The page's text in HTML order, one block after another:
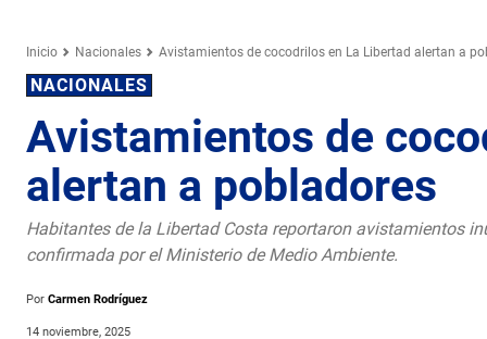
Inicio Nacionales Avistamientos de cocodrilos en La Libertad alertan a
NACIONALES
Avistamientos de
alertan a pobladores
Habitantes de la Libertad Costa reportaron avistamientos
confirmada por el Ministerio de Medio Ambiente.
Por Carmen Rodríguez
14 noviembre, 2025